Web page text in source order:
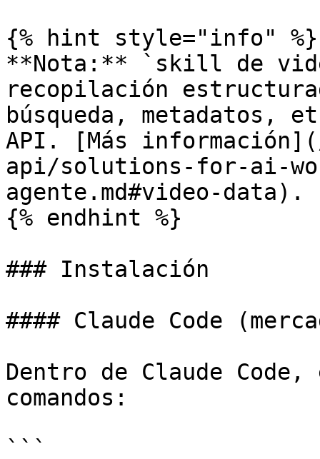
{% hint style="info" %}
**Nota:** `skill de
recopilación
búsqueda, metadatos,
API. [Más
api/solutions-for-ai-
agente.md#video-data).
{% endhint %}
### Instalación
#### Claude Code
Dentro de Claude
comandos:
```